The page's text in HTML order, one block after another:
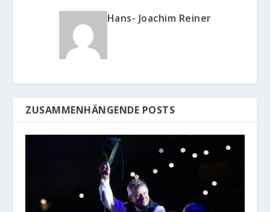
Hans- Joachim Reiner
ZUSAMMENHÄNGENDE POSTS